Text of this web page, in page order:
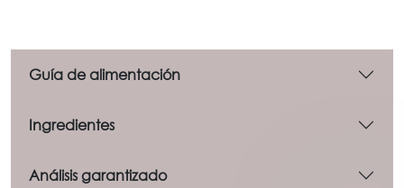
Guía de alimentación
Ingredientes
Análisis garantizado